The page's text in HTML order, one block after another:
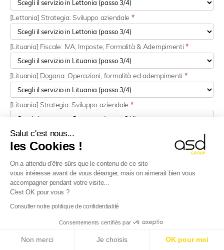
Salut c'est nous...
les Cookies !
On a attendu d'être sûrs que le contenu de ce site
vous intéresse avant de vous déranger, mais on aimerait bien vous
accompagner pendant votre visite...
C'est OK pour vous ?
Consulter notre politique de confidentialité
Consentements certifiés par
Non merci Je choisis OK pour moi
[Lettonia] Strategia: Sviluppo aziendale *
[Lituania] Fiscale: IVA, Imposte, Formalità & Adempimenti*
[Lituania] Dogana: Operazioni, formalità ed adempimenti *
[Lituania] Strategia: Sviluppo aziendale *
[Lussemburgo] Fiscale: IVA, Imposte, Formalità & Adempimenti *
[Lussemburgo] Dogana: Operazioni, formalità ed adempimenti
[Lussemburgo] Strategia: Sviluppo aziendale
[Malta] Fiscale: IVA, Imposte, Formalità & Adempimenti
azienda è estera, preparati!